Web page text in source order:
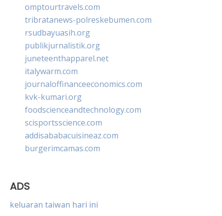
omptourtravels.com
tribratanews-polreskebumen.com
rsudbayuasih.org
publikjurnalistik.org
juneteenthapparel.net
italywarm.com
journaloffinanceeconomics.com
kvk-kumari.org
foodscienceandtechnology.com
scisportsscience.com
addisababacuisineaz.com
burgerimcamas.com
ADS
keluaran taiwan hari ini